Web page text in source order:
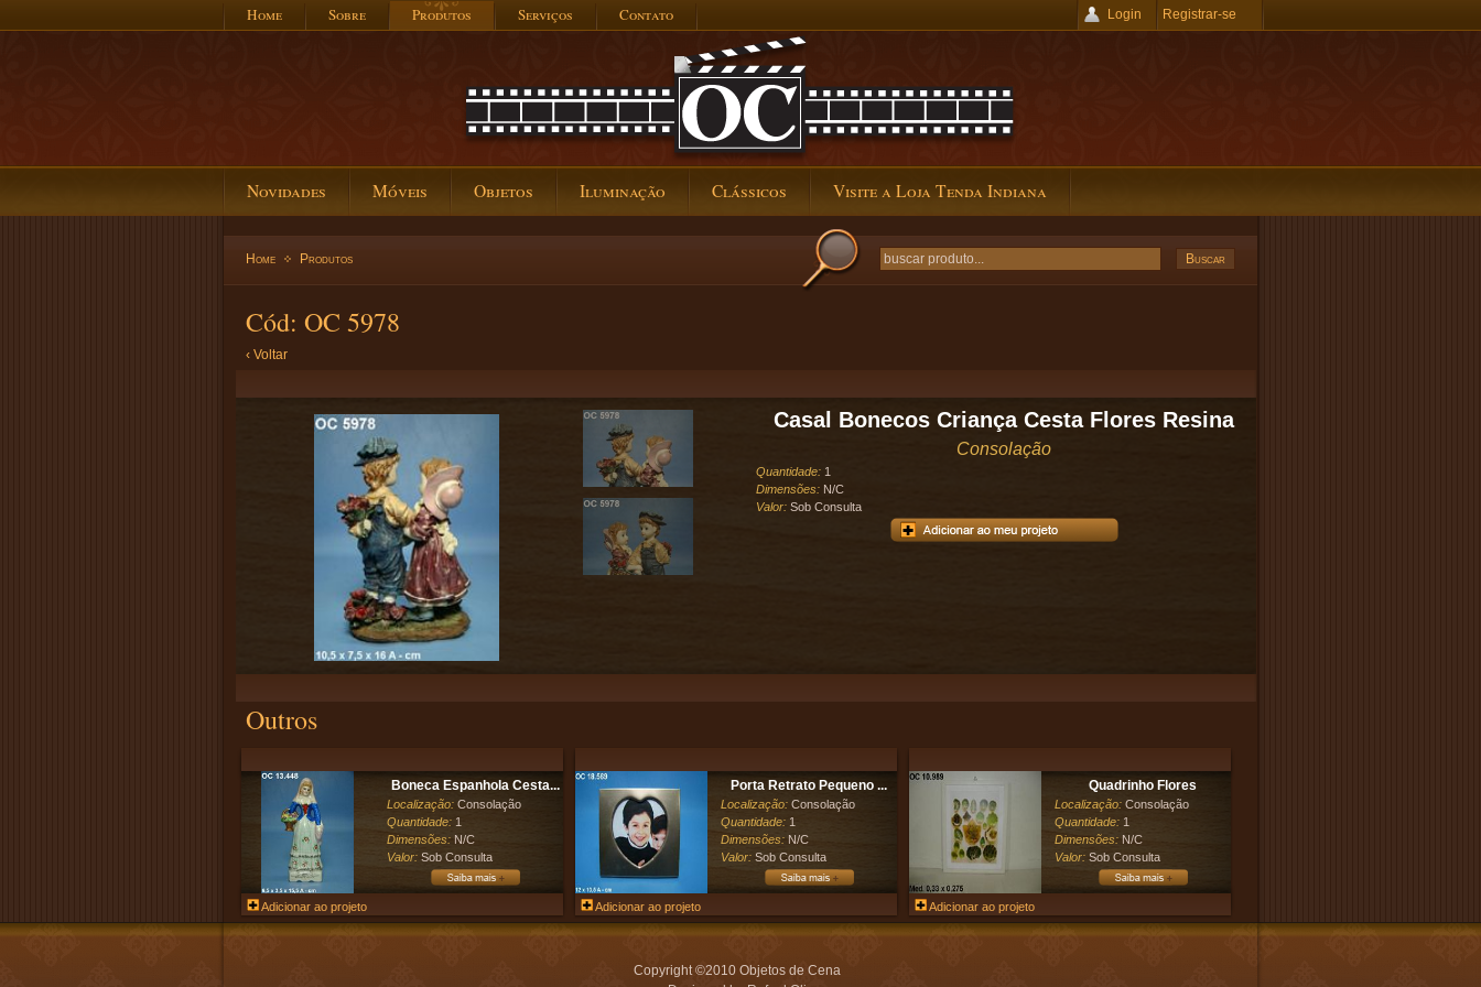
Home Sobre Produtos Serviços Contato Login Registrar-se
Novidades Móveis Objetos Iluminação Clássicos Visite a Loja Tenda Indiana
Home Produtos
Cód: OC 5978
‹ Voltar
Casal Bonecos Criança Cesta Flores Resina
Consolação
Quantidade: 1
Dimensões: N/C
Valor: Sob Consulta
Outros
Boneca Espanhola Cesta...
Localização: Consolação
Quantidade: 1
Dimensões: N/C
Valor: Sob Consulta
Adicionar ao projeto
Porta Retrato Pequeno ...
Localização: Consolação
Quantidade: 1
Dimensões: N/C
Valor: Sob Consulta
Adicionar ao projeto
Quadrinho Flores
Localização: Consolação
Quantidade: 1
Dimensões: N/C
Valor: Sob Consulta
Adicionar ao projeto
Copyright ©2010 Objetos de Cena